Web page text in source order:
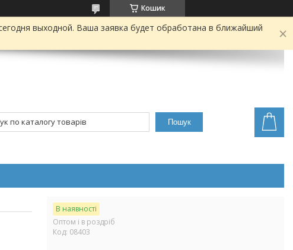
Кошик
выходной. Ваша заявка будет обработана в ближайший
Пошук
В наявності
Оптом і в роздріб
Код: 08403